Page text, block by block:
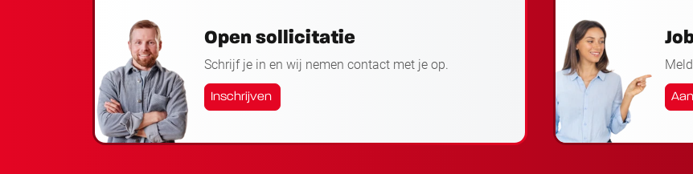
Open sollicitatie
Schrijf je in en wij nemen contact met je op.
Inschrijven